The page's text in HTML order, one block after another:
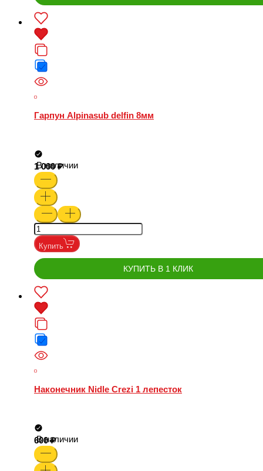
Гарпун Alpinasub delfin 8мм
В наличии
1 000
Купить
КУПИТЬ В 1 КЛИК
Наконечник Nidle Crezi 1 лепесток
В наличии
600